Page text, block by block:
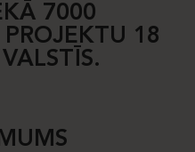
7000
PROJEKTU 18